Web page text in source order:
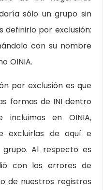
sólo un grupo sin
definirlo por exclusión:
con su nombre
OINIA.
por exclusión es que
formas de INI dentro
en OINIA,
excluirlas de aquí e
Al respecto es
con los errores de
de nuestros registros